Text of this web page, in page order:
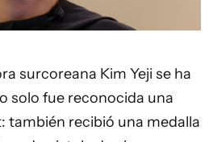
surcoreana Kim Yeji se ha
solo fue reconocida una
también recibió una medalla